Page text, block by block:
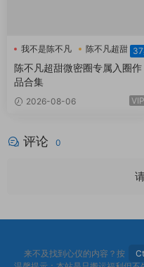
我不是陈不凡
陈不凡超甜
陈不凡超甜微密圈
陈不凡超甜微密圈专属入圈作
品合集
2026-08-06 VIP
评论 0
来不及找到心仪的内容？按